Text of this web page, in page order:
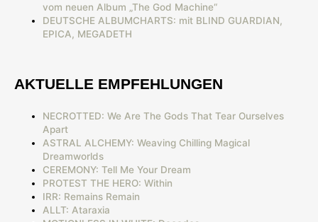
vom neuen Album „The God Machine“
DEUTSCHE ALBUMCHARTS: mit BLIND GUARDIAN,
EPICA, MEGADETH
AKTUELLE EMPFEHLUNGEN
NECROTTED: We Are The Gods That Tear Ourselves
Apart
ASTRAL ALCHEMY: Weaving Chilling Magical
Dreamworlds
CEREMONY: Tell Me Your Dream
PROTEST THE HERO: Within
IRR: Remains Remain
ALLT: Ataraxia